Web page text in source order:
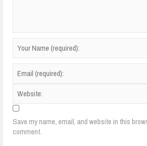
Save my name, email, and website in this
comment.